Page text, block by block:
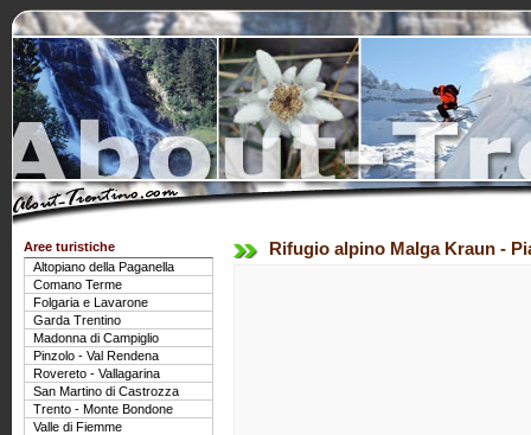
Rifugio alpino Malga Kraun -
Aree turistiche
Altopiano della Paganella
Comano Terme
Folgaria e Lavarone
Garda Trentino
Madonna di Campiglio
Pinzolo - Val Rendena
Rovereto - Vallagarina
San Martino di Castrozza
Trento - Monte Bondone
Valle di Fiemme